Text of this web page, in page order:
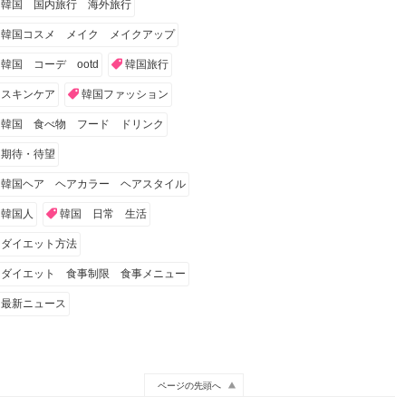
韓国 国内旅行 海外旅行
韓国コスメ メイク メイクアップ
韓国 コーデ ootd 韓国旅行
スキンケア 韓国ファッション
韓国 食べ物 フード ドリンク
期待・待望
韓国ヘア ヘアカラー ヘアスタイル
韓国人 韓国 日常 生活
ダイエット方法
ダイエット 食事制限 食事メニュー
最新ニュース
ページの先頭へ